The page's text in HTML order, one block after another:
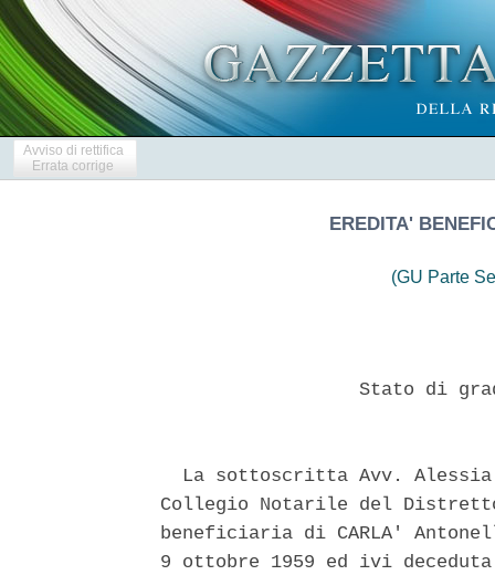
Avviso di rettifica
Errata corrige
EREDITA'
(GU Parte
Stato di
La sottoscritta Avv.
Collegio Notarile del
beneficiaria di CARLA'
9 ottobre 1959 ed ivi